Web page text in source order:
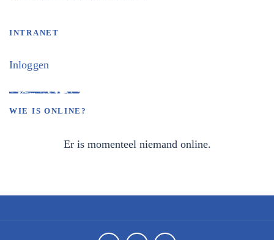
INTRANET
Inloggen
WIE IS ONLINE?
Er is momenteel niemand online.